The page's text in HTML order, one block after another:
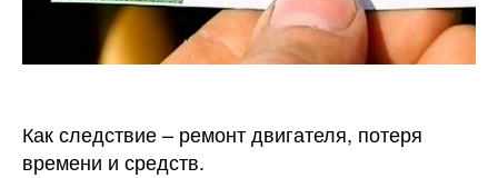
Как следствие – ремонт двигателя, потеря
времени и средств.